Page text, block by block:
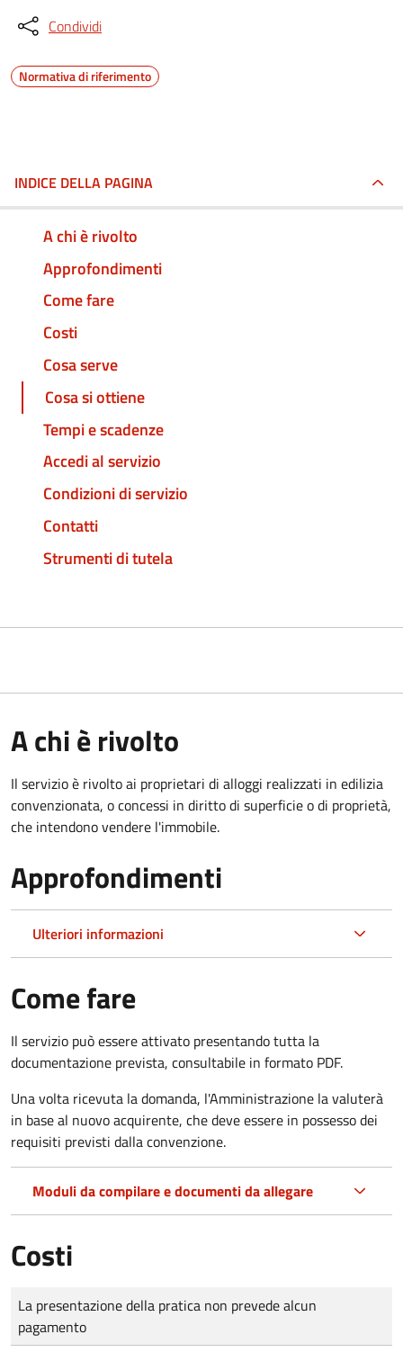
Condividi
Normativa di riferimento
INDICE DELLA PAGINA
A chi è rivolto
Approfondimenti
Come fare
Costi
Cosa serve
Cosa si ottiene
Tempi e scadenze
Accedi al servizio
Condizioni di servizio
Contatti
Strumenti di tutela
A chi è rivolto
Il servizio è rivolto ai proprietari di alloggi realizzati in edilizia
convenzionata, o concessi in diritto di superficie o di proprietà,
che intendono vendere l'immobile.
Approfondimenti
Ulteriori informazioni
Come fare
Il servizio può essere attivato presentando tutta la
documentazione prevista, consultabile in formato PDF.
Una volta ricevuta la domanda, l'Amministrazione la valuterà
in base al nuovo acquirente, che deve essere in possesso dei
requisiti previsti dalla convenzione.
Moduli da compilare e documenti da allegare
Costi
Tipo di pagamento
Importo
La presentazione della pratica non prevede alcun
pagamento